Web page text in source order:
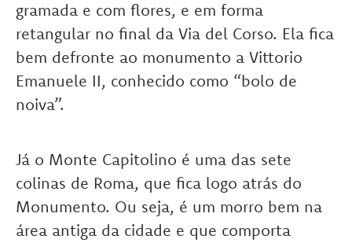
gramada e com flores, e em forma
retangular no final da Via del Corso. Ela fica
bem defronte ao monumento a Vittorio
Emanuele II, conhecido como “bolo de
noiva”.
Já o Monte Capitolino é uma das sete
colinas de Roma, que fica logo atrás do
Monumento. Ou seja, é um morro bem na
área antiga da cidade e que comporta